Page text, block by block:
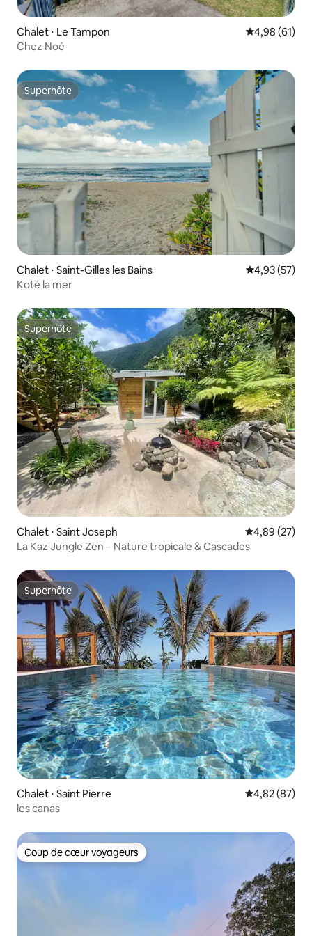
Chalet ⋅ Le Tampon Évaluation
4,98 (61)
Chez Noé
Superhôte
Superhôte
Chalet ⋅ Saint-Gilles les Bains Évaluation
4,93 (57)
Koté la mer
Superhôte
Superhôte
Chalet ⋅ Saint Joseph Évaluation
4,89 (27)
La Kaz Jungle Zen – Nature tropicale & Cascades
Superhôte
Superhôte
Chalet ⋅ Saint Pierre Évaluation
4,82 (87)
les canas
Coup de cœur voyageurs
Coup de cœur voyageurs